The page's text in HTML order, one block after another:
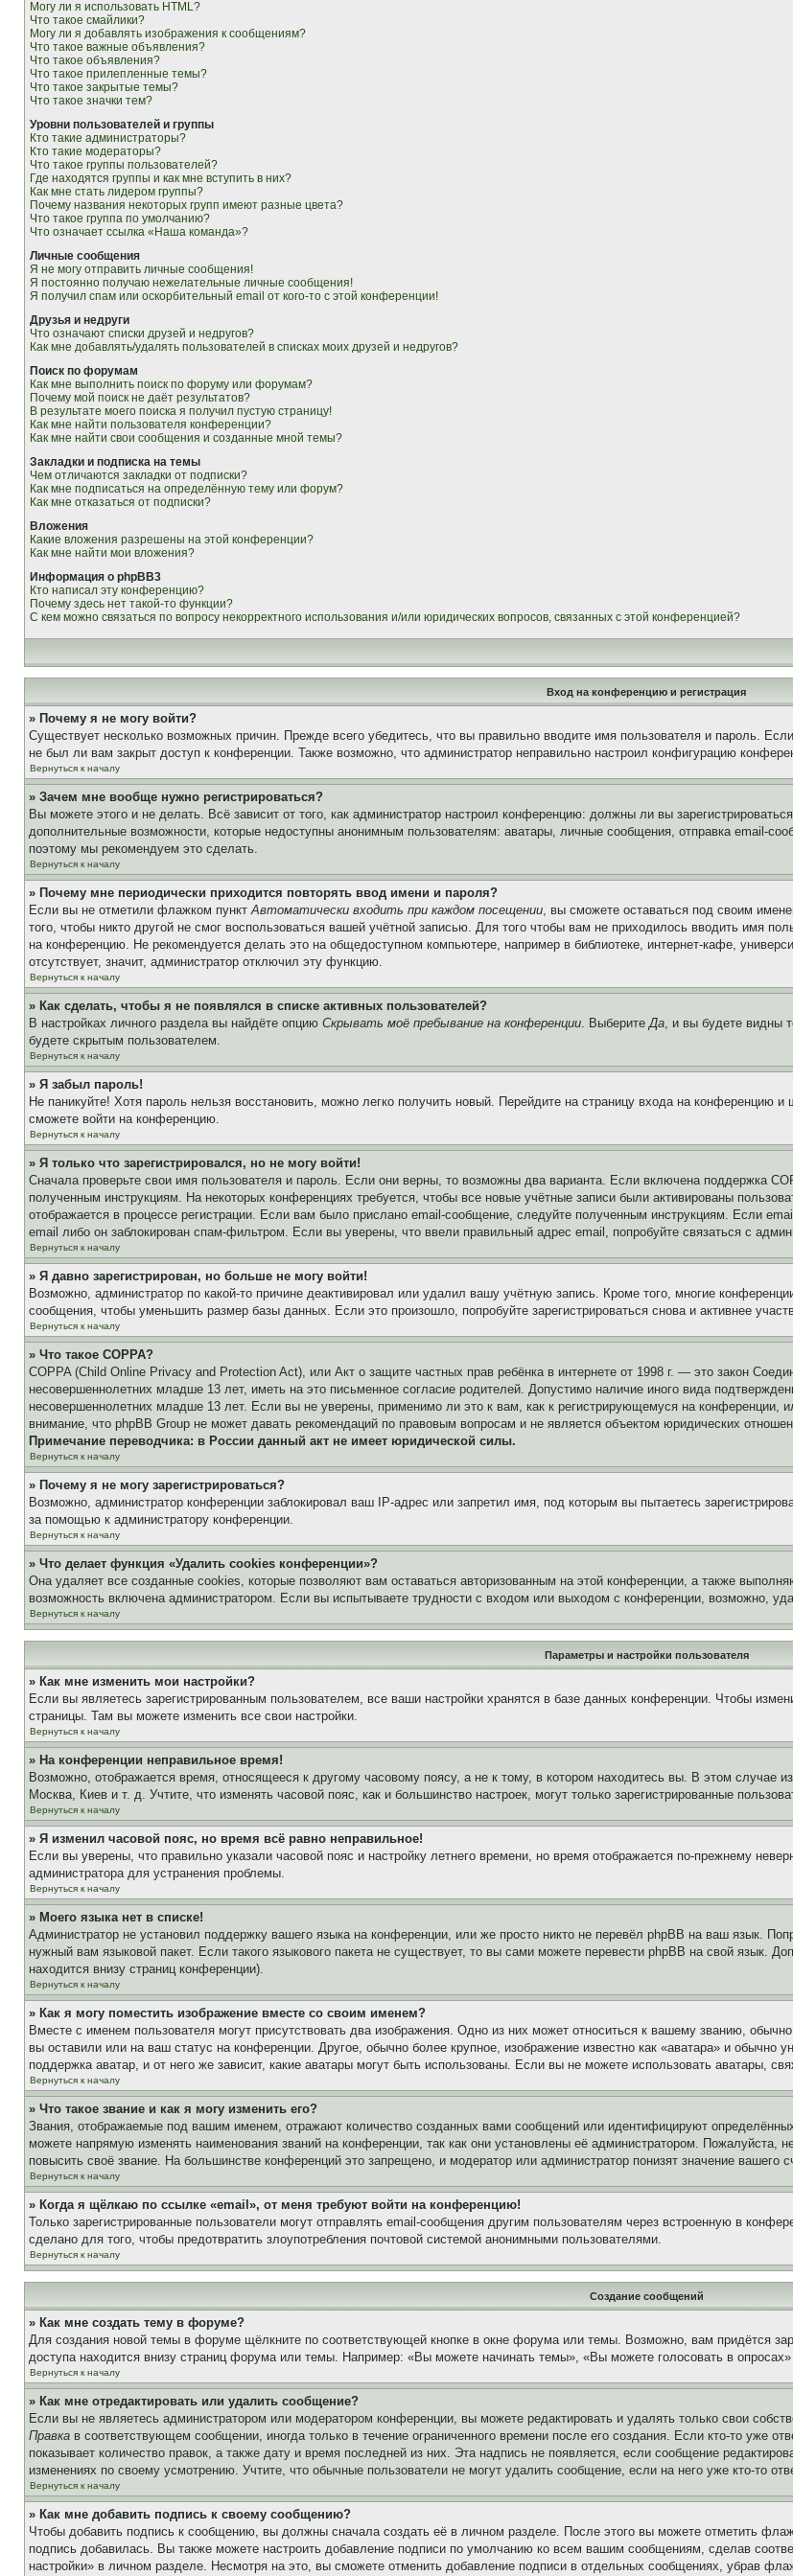
Могу ли я использовать HTML?
Что такое смайлики?
Могу ли я добавлять изображения к сообщениям?
Что такое важные объявления?
Что такое объявления?
Что такое прилепленные темы?
Что такое закрытые темы?
Что такое значки тем?
Уровни пользователей и группы
Кто такие администраторы?
Кто такие модераторы?
Что такое группы пользователей?
Где находятся группы и как мне вступить в них?
Как мне стать лидером группы?
Почему названия некоторых групп имеют разные цвета?
Что такое группа по умолчанию?
Что означает ссылка «Наша команда»?
Личные сообщения
Я не могу отправить личные сообщения!
Я постоянно получаю нежелательные личные сообщения!
Я получил спам или оскорбительный email от кого-то с этой конференции!
Друзья и недруги
Что означают списки друзей и недругов?
Как мне добавлять/удалять пользователей в списках моих друзей и недругов?
Поиск по форумам
Как мне выполнить поиск по форуму или форумам?
Почему мой поиск не даёт результатов?
В результате моего поиска я получил пустую страницу!
Как мне найти пользователя конференции?
Как мне найти свои сообщения и созданные мной темы?
Закладки и подписка на темы
Чем отличаются закладки от подписки?
Как мне подписаться на определённую тему или форум?
Как мне отказаться от подписки?
Вложения
Какие вложения разрешены на этой конференции?
Как мне найти мои вложения?
Информация о phpBB3
Кто написал эту конференцию?
Почему здесь нет такой-то функции?
С кем можно связаться по вопросу некорректного использования и/или юридических вопросов, связанных с этой конференцией?
Вход на конференцию и регистрация
» Почему я не могу войти?
Существует несколько возможных причин. Прежде всего убедитесь, что вы правильно вводите имя пользователя и пароль.
не был ли вам закрыт доступ к конференции. Также возможно, что администратор неправильно настроил конфигурацию
Вернуться к началу
» Зачем мне вообще нужно регистрироваться?
Вы можете этого и не делать. Всё зависит от того, как администратор настроил конференцию: должны ли вы
дополнительные возможности, которые недоступны анонимным пользователям: аватары, личные сообщения, отправка email-
поэтому мы рекомендуем это сделать.
Вернуться к началу
» Почему мне периодически приходится повторять ввод имени и пароля?
Если вы не отметили флажком пунктАвтоматически входить при каждом посещении, вы сможете оставаться под своим
того, чтобы никто другой не смог воспользоваться вашей учётной записью. Для того чтобы вам не приходилось вводить имя
на конференцию. Не рекомендуется делать это на общедоступном компьютере, например в библиотеке, интернет-кафе,
отсутствует, значит, администратор отключил эту функцию.
Вернуться к началу
» Как сделать, чтобы я не появлялся в списке активных пользователей?
В настройках личного раздела вы найдёте опцию Скрывать моё пребывание на конференции. ВыберитеДа, и вы будете видны
будете скрытым пользователем.
Вернуться к началу
» Я забыл пароль!
Не паникуйте! Хотя пароль нельзя восстановить, можно легко получить новый. Перейдите на страницу входа на конференцию и
сможете войти на конференцию.
Вернуться к началу
» Я только что зарегистрировался, но не могу войти!
Сначала проверьте свои имя пользователя и пароль. Если они верны, то возможны два варианта. Если включена поддержка
полученным инструкциям. На некоторых конференциях требуется, чтобы все новые учётные записи были активированы
отображается в процессе регистрации. Если вам было прислано email-сообщение, следуйте полученным инструкциям. Если
email либо он заблокирован спам-фильтром. Если вы уверены, что ввели правильный адрес email, попробуйте связаться с
Вернуться к началу
» Я давно зарегистрирован, но больше не могу войти!
Возможно, администратор по какой-то причине деактивировал или удалил вашу учётную запись. Кроме того, многие
сообщения, чтобы уменьшить размер базы данных. Если это произошло, попробуйте зарегистрироваться снова и активнее
Вернуться к началу
» Что такое COPPA?
COPPA (Child Online Privacy and Protection Act), или Акт о защите частных прав ребёнка в интернете от 1998 г. — это закон
несовершеннолетних младше 13 лет, иметь на это письменное согласие родителей. Допустимо наличие иного вида
несовершеннолетних младше 13 лет. Если вы не уверены, применимо ли это к вам, как к регистрирующемуся на конференции,
внимание, что phpBB Group не может давать рекомендаций по правовым вопросам и не является объектом юридических
Примечание переводчика: в России данный акт не имеет юридической силы.
Вернуться к началу
» Почему я не могу зарегистрироваться?
Возможно, администратор конференции заблокировал ваш IP-адрес или запретил имя, под которым вы пытаетесь
за помощью к администратору конференции.
Вернуться к началу
» Что делает функция «Удалить cookies конференции»?
Она удаляет все созданные cookies, которые позволяют вам оставаться авторизованным на этой конференции, а также
возможность включена администратором. Если вы испытываете трудности с входом или выходом с конференции, возможно,
Вернуться к началу
Параметры и настройки пользователя
» Как мне изменить мои настройки?
Если вы являетесь зарегистрированным пользователем, все ваши настройки хранятся в базе данных конференции. Чтобы
страницы. Там вы можете изменить все свои настройки.
Вернуться к началу
» На конференции неправильное время!
Возможно, отображается время, относящееся к другому часовому поясу, а не к тому, в котором находитесь вы. В этом случае
Москва, Киев и т. д. Учтите, что изменять часовой пояс, как и большинство настроек, могут только зарегистрированные
Вернуться к началу
» Я изменил часовой пояс, но время всё равно неправильное!
Если вы уверены, что правильно указали часовой пояс и настройку летнего времени, но время отображается по-прежнему
администратора для устранения проблемы.
Вернуться к началу
» Моего языка нет в списке!
Администратор не установил поддержку вашего языка на конференции, или же просто никто не перевёл phpBB на ваш язык.
нужный вам языковой пакет. Если такого языкового пакета не существует, то вы сами можете перевести phpBB на свой язык.
находится внизу страниц конференции).
Вернуться к началу
» Как я могу поместить изображение вместе со своим именем?
Вместе с именем пользователя могут присутствовать два изображения. Одно из них может относиться к вашему званию,
вы оставили или на ваш статус на конференции. Другое, обычно более крупное, изображение известно как «аватара» и обычно
поддержка аватар, и от него же зависит, какие аватары могут быть использованы. Если вы не можете использовать аватары,
Вернуться к началу
» Что такое звание и как я могу изменить его?
Звания, отображаемые под вашим именем, отражают количество созданных вами сообщений или идентифицируют
можете напрямую изменять наименования званий на конференции, так как они установлены её администратором.
повысить своё звание. На большинстве конференций это запрещено, и модератор или администратор понизят значение вашего
Вернуться к началу
» Когда я щёлкаю по ссылке «email», от меня требуют войти на конференцию!
Только зарегистрированные пользователи могут отправлять email-сообщения другим пользователям через встроенную в
сделано для того, чтобы предотвратить злоупотребления почтовой системой анонимными пользователями.
Вернуться к началу
Создание сообщений
» Как мне создать тему в форуме?
Для создания новой темы в форуме щёлкните по соответствующей кнопке в окне форума или темы. Возможно, вам придётся
доступа находится внизу страниц форума или темы. Например: «Вы можете начинать темы», «Вы можете голосовать в опросах»
Вернуться к началу
» Как мне отредактировать или удалить сообщение?
Если вы не являетесь администратором или модератором конференции, вы можете редактировать и удалять только свои
Правка в соответствующем сообщении, иногда только в течение ограниченного времени после его создания. Если кто-то уже
показывает количество правок, а также дату и время последней из них. Эта надпись не появляется, если сообщение
изменениях по своему усмотрению. Учтите, что обычные пользователи не могут удалить сообщение, если на него уже кто-то
Вернуться к началу
» Как мне добавить подпись к своему сообщению?
Чтобы добавить подпись к сообщению, вы должны сначала создать её в личном разделе. После этого вы можете отметить
подпись добавилась. Вы также можете настроить добавление подписи по умолчанию ко всем вашим сообщениям, сделав
настройки» в личном разделе. Несмотря на это, вы сможете отменить добавление подписи в отдельных сообщениях, убрав